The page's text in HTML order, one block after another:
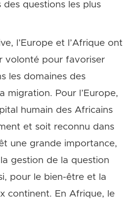
questions les plus
l’Europe et l’Afrique ont
volonté pour favoriser
les domaines des
migration. Pour l’Europe,
humain des Africains
et soit reconnu dans
une grande importance,
gestion de la question
pour le bien-être et la
continent. En Afrique, le